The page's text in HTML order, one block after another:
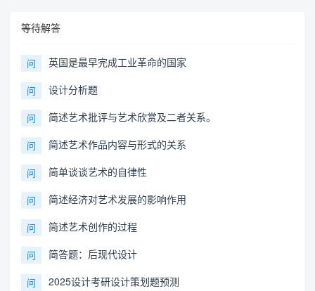
等待解答
问 英国是最早完成工业革命的国家
问 设计分析题
问 简述艺术批评与艺术欣赏及二者关系。
问 简述艺术作品内容与形式的关系
问 简单谈谈艺术的自律性
问 简述经济对艺术发展的影响作用
问 简述艺术创作的过程
问 简答题：后现代设计
问 2025设计考研设计策划题预测